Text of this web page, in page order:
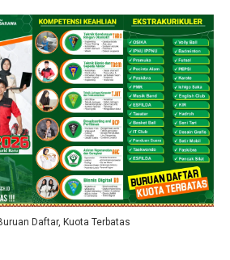
Daftar, Kuota Terbatas